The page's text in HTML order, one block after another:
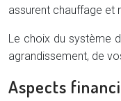
assurent chauffage et
Le choix du système
agrandissement, de
Aspects